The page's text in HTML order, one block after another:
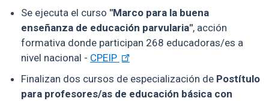
Se ejecuta el curso "Marco para la buena
enseñanza de educación parvularia", acción
formativa donde participan 268 educadoras/es a
nivel nacional - CPEIP
Finalizan dos cursos de especialización de Postítulo
para profesores/as de educación básica con